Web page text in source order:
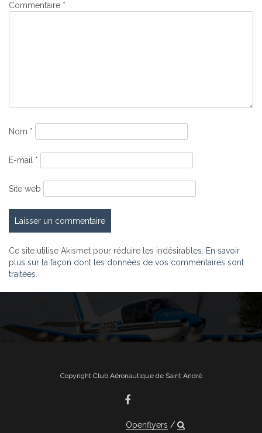
Commentaire *
Nom *
E-mail *
Site web
Ce site utilise Akismet pour réduire les indésirables. En savoir
plus sur la façon dont les données de vos commentaires sont
traitées
Copyright Club Aéronautique de Saint André
Openflyers